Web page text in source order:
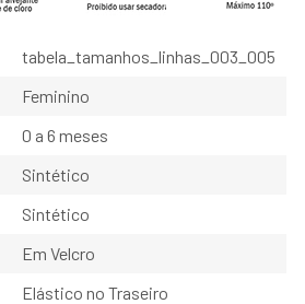
tabela_tamanhos_linhas_003_005
Feminino
0 a 6 meses
Sintético
Sintético
Em Velcro
Elástico no Traseiro